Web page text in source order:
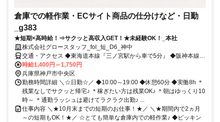
倉庫での軽作業・ECサイト商品の仕分けなど・日勤
_g383
★短期×高時給！⇒サクッと高収入GET！★未経験OK！_本社
株式会社グロースタッフ_fol_短_D6_神中
交通・アクセス ◆東海道本線『三ノ宮駅から車で5分』 ◆阪神本線
『神戸三宮駅・春日野道駅から車で5分』
時給1,400円～1,750円
兵庫県神戸市中央区
勤務時間詳細 ＼☆日勤☆／ ◆10:00～19:00 ◆休憩60分 ◆実働8h ＊
残業なしでサクッと帰宅♪ ＊稼ぎたい方は残業OK♪ ＊朝はゆっくり10
時～ ＊通勤ラッシュは避けてラクラク出勤♪ ...
仕事内容 ＼★10月末までの短期のお仕事！★／ ＼★期間内で2ヵ月
～の短期もOK！★／ ☆とても簡単な倉庫内での軽作業♪ ◆ピッキン